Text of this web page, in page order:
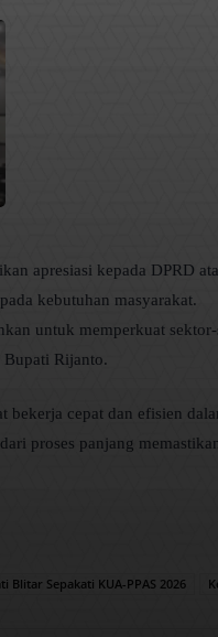
apresiasi kepada DPRD
kebutuhan masyarakat.
untuk memperkuat
Rijanto.
bekerja cepat dan efisien
proses panjang
Blitar Sepakati KUA-PPAS 2026